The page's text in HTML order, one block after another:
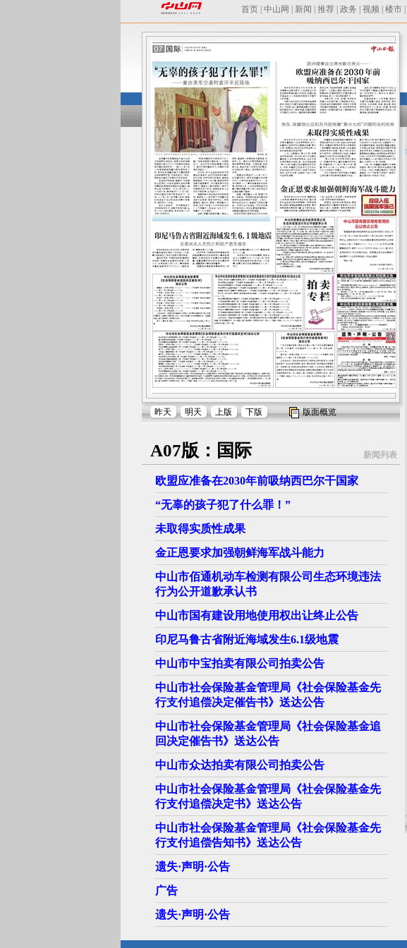
首页 中山网 新闻 推荐 政务 视频 楼市
昨天 明天 上版 下版 版面概览
A07版：国际 新闻列表
欧盟应准备在2030年前吸纳西巴尔干国家
“无辜的孩子犯了什么罪！”
未取得实质性成果
金正恩要求加强朝鲜海军战斗能力
中山市佰通机动车检测有限公司生态环境违法
行为公开道歉承认书
中山市国有建设用地使用权出让终止公告
印尼马鲁古省附近海域发生6.1级地震
中山市中宝拍卖有限公司拍卖公告
中山市社会保险基金管理局《社会保险基金先
行支付追偿决定催告书》送达公告
中山市社会保险基金管理局《社会保险基金追
回决定催告书》送达公告
中山市众达拍卖有限公司拍卖公告
中山市社会保险基金管理局《社会保险基金先
行支付追偿决定书》送达公告
中山市社会保险基金管理局《社会保险基金先
行支付追偿告知书》送达公告
遗失·声明·公告
广告
遗失·声明·公告